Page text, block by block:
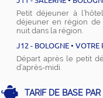
Petit déjeuner à
déjeuner en région de
nuit dans la région.
J12 - BOLOGNE • VOTRE
Départ après le petit
d’après-midi.
TARIF DE BASE